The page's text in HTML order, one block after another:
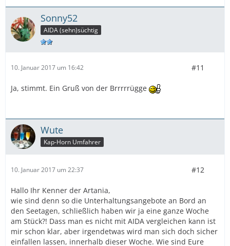
Sonny52
AIDA (sehn)süchtig
10. Januar 2017 um 16:42 #11
Ja, stimmt. Ein Gruß von der Brrrrrügge
Wute
Kap-Horn Umfahrer
10. Januar 2017 um 22:37 #12
Hallo Ihr Kenner der Artania,
wie sind denn so die Unterhaltungsangebote an Bord an
den Seetagen, schließlich haben wir ja eine ganze Woche
am Stück?! Dass man es nicht mit AIDA vergleichen kann ist
mir schon klar, aber irgendetwas wird man sich doch sicher
einfallen lassen, innerhalb dieser Woche. Wie sind Eure